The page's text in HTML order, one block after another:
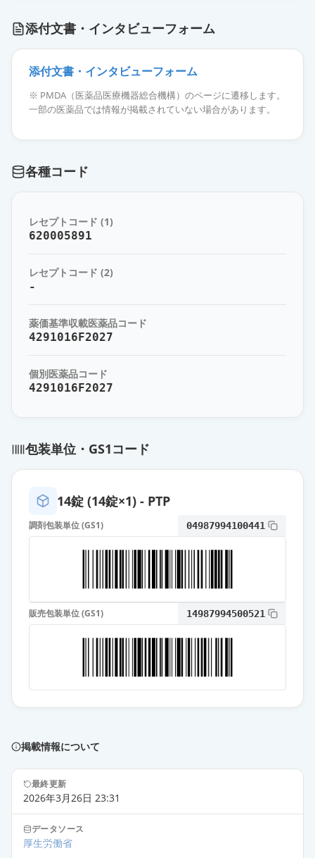
薬価 1469.50 円
エルロチニブ錠25mg「NK」
薬価 616.20 円
エルロチニブ錠150mg「NK」
タルセバ錠150mg
添付文書・インタビューフォーム
添付文書・インタビューフォーム
※ PMDA（医薬品医療機器総合機構）のページに遷移します。
一部の医薬品では情報が掲載されていない場合があります。
各種コード
レセプトコード (1)
620005891
レセプトコード (2)
-
薬価基準収載医薬品コード
4291016F2027
個別医薬品コード
4291016F2027
包装単位・GS1コード
14錠 (14錠×1) - PTP
調剤包装単位 (GS1) 04987994100441
販売包装単位 (GS1) 14987994500521
掲載情報について
最終更新
2026年3月26日 23:31
データソース
厚生労働省